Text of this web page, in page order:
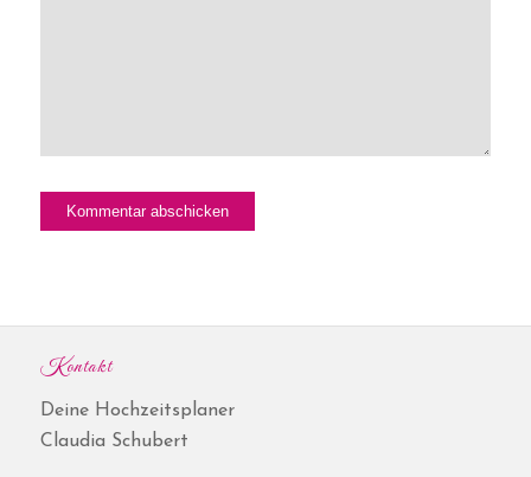
Kontakt
Deine Hochzeitsplaner
Claudia Schubert